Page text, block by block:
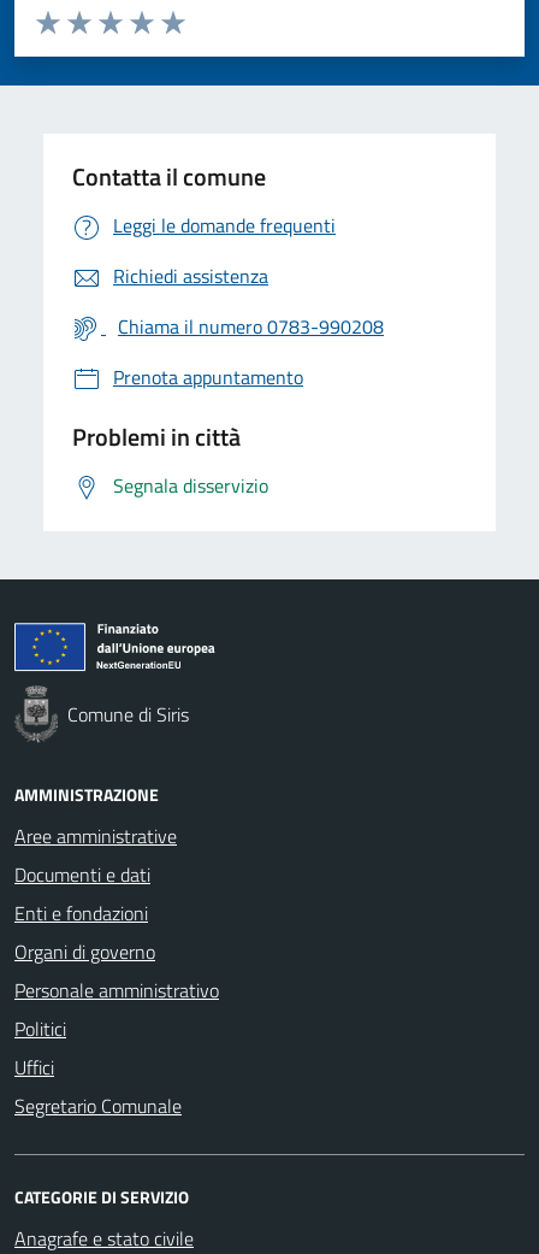
Valuta da 1 a 5 stelle la pagina
Valuta 5 stelle su 5
Valuta 4 stelle su 5
Valuta 3 stelle su 5
Valuta 2 stelle su 5
Valuta 1 stelle su 5
Contatta il comune
Leggi le domande frequenti
Richiedi assistenza
Chiama il numero 0783-990208
Prenota appuntamento
Problemi in città
Segnala disservizio
Comune di Siris
AMMINISTRAZIONE
Aree amministrative
Documenti e dati
Enti e fondazioni
Organi di governo
Personale amministrativo
Politici
Uffici
Segretario Comunale
CATEGORIE DI SERVIZIO
Anagrafe e stato civile